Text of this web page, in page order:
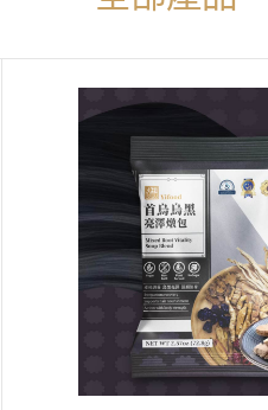
、30日坐月子調養套組